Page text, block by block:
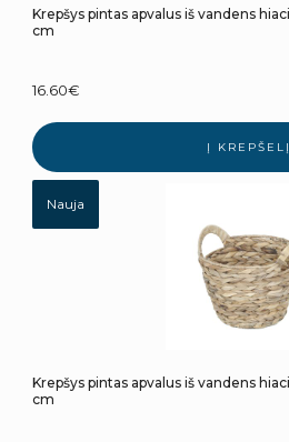
Krepšys pintas apvalus iš vandens hiacintų CLIVE D36xH21 (24)
cm
16.60€
Į KREPŠELĮ
Nauja
Krepšys pintas apvalus iš vandens hiacintų CLIVE D26xH15 (18)
cm